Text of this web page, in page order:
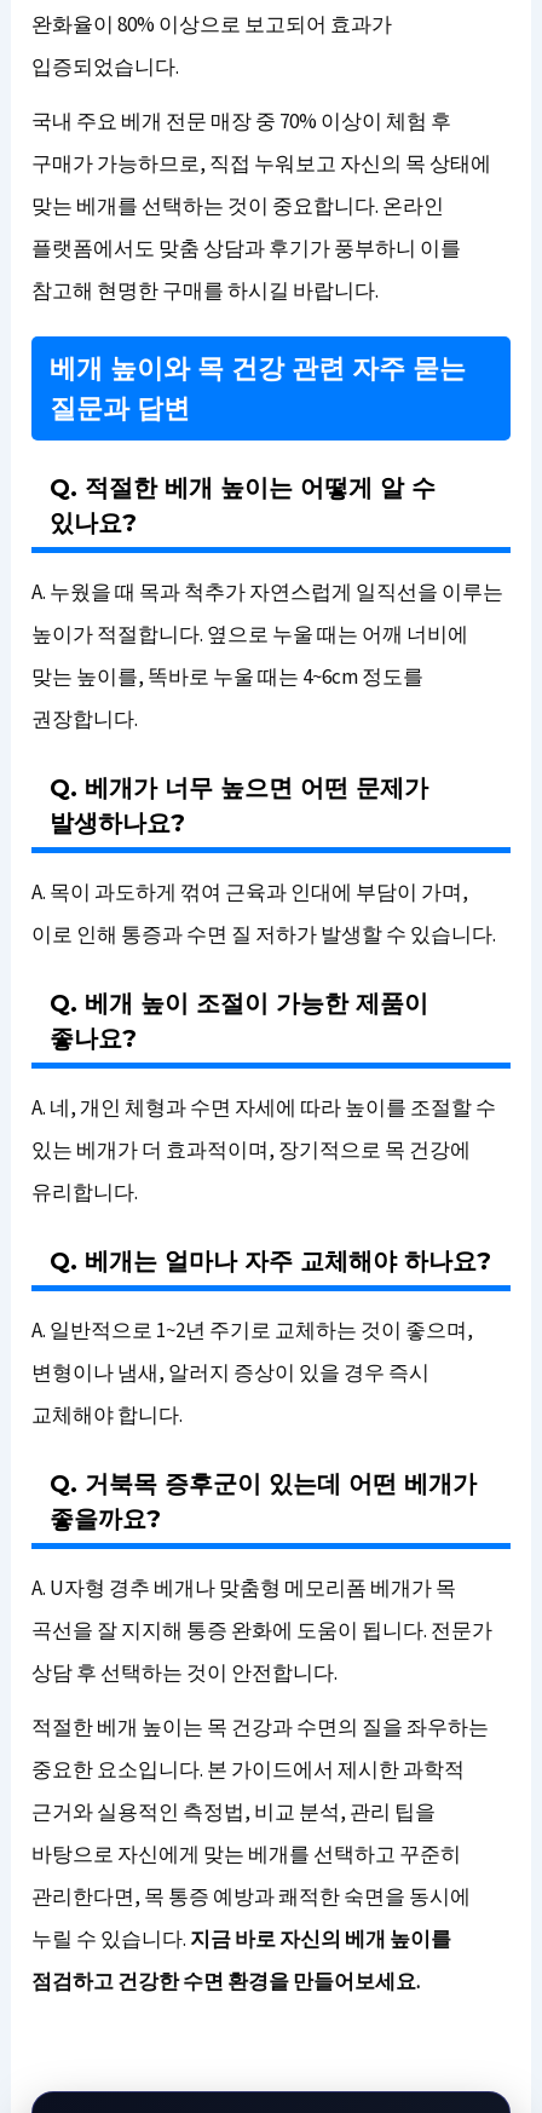
완화율이 80% 이상으로 보고되어 효과가
입증되었습니다.
국내 주요 베개 전문 매장 중 70% 이상이 체험 후
구매가 가능하므로, 직접 누워보고 자신의 목 상태에
맞는 베개를 선택하는 것이 중요합니다. 온라인
플랫폼에서도 맞춤 상담과 후기가 풍부하니 이를
참고해 현명한 구매를 하시길 바랍니다.
베개 높이와 목 건강 관련 자주 묻는
질문과 답변
Q. 적절한 베개 높이는 어떻게 알 수
있나요?
A. 누웠을 때 목과 척추가 자연스럽게 일직선을 이루는
높이가 적절합니다. 옆으로 누울 때는 어깨 너비에
맞는 높이를, 똑바로 누울 때는 4~6cm 정도를
권장합니다.
Q. 베개가 너무 높으면 어떤 문제가
발생하나요?
A. 목이 과도하게 꺾여 근육과 인대에 부담이 가며,
이로 인해 통증과 수면 질 저하가 발생할 수 있습니다.
Q. 베개 높이 조절이 가능한 제품이
좋나요?
A. 네, 개인 체형과 수면 자세에 따라 높이를 조절할 수
있는 베개가 더 효과적이며, 장기적으로 목 건강에
유리합니다.
Q. 베개는 얼마나 자주 교체해야 하나요?
A. 일반적으로 1~2년 주기로 교체하는 것이 좋으며,
변형이나 냄새, 알러지 증상이 있을 경우 즉시
교체해야 합니다.
Q. 거북목 증후군이 있는데 어떤 베개가
좋을까요?
A. U자형 경추 베개나 맞춤형 메모리폼 베개가 목
곡선을 잘 지지해 통증 완화에 도움이 됩니다. 전문가
상담 후 선택하는 것이 안전합니다.
적절한 베개 높이는 목 건강과 수면의 질을 좌우하는
중요한 요소입니다. 본 가이드에서 제시한 과학적
근거와 실용적인 측정법, 비교 분석, 관리 팁을
바탕으로 자신에게 맞는 베개를 선택하고 꾸준히
관리한다면, 목 통증 예방과 쾌적한 숙면을 동시에
누릴 수 있습니다. 지금 바로 자신의 베개 높이를
점검하고 건강한 수면 환경을 만들어보세요.